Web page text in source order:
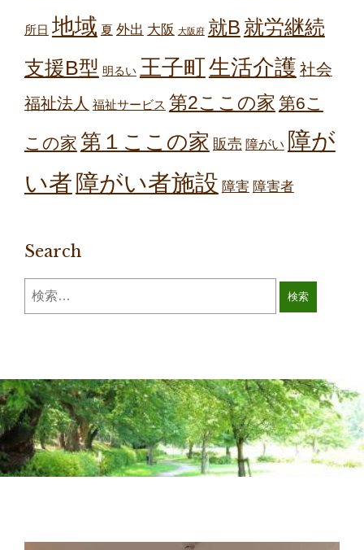
所日 地域 夏 外出 大阪 大阪府 就B 就労継続
支援B型 明るい 王子町生活介護 社会
福祉法人 福祉サービス 第2ここの家 第6こ
この家 第１ここの家 販売 障がい 障が
い者 障がい者施設 障害 障害者
Search